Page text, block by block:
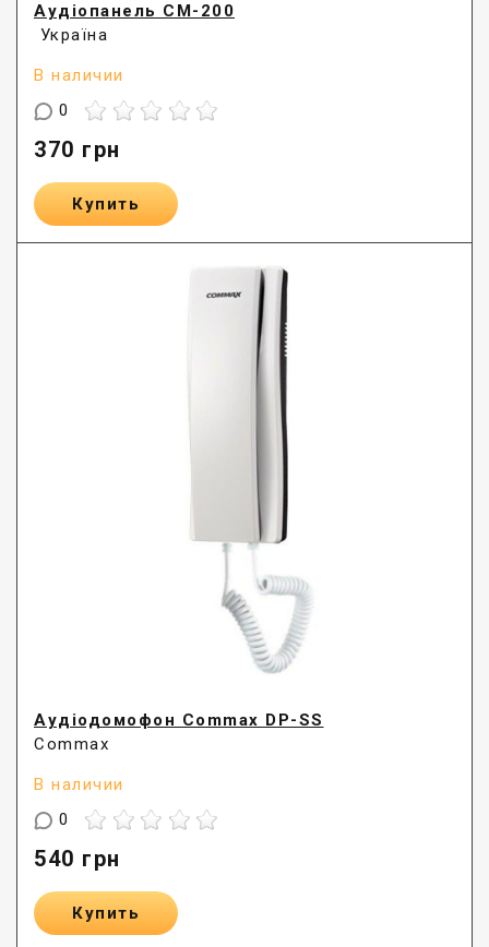
Аудіопанель СМ-200
Україна
В наличии
0
370 грн
Купить
Аудіодомофон Commax DP-SS
Commax
В наличии
0
540 грн
Купить